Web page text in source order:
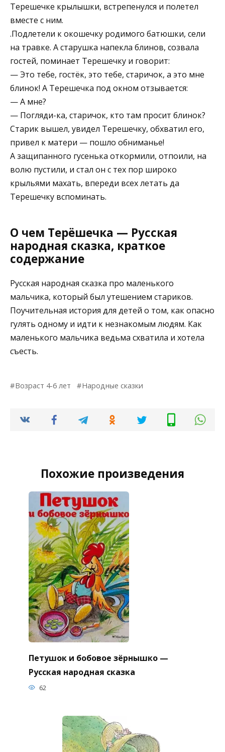
Терешечке крылышки, встрепенулся и полетел
вместе с ним.
.Подлетели к окошечку родимого батюшки, сели
на травке. А старушка напекла блинов, созвала
гостей, поминает Терешечку и говорит:
— Это тебе, гостёк, это тебе, старичок, а это мне
блинок! А Терешечка под окном отзывается:
— А мне?
— Погляди-ка, старичок, кто там просит блинок?
Старик вышел, увидел Терешечку, обхватил его,
привел к матери — пошло обниманье!
А защипанного гусенька откормили, отпоили, на
волю пустили, и стал он с тех пор широко
крыльями махать, впереди всех летать да
Терешечку вспоминать.
О чем Терёшечка — Русская
народная сказка, краткое
содержание
Русская народная сказка про маленького
мальчика, который был утешением стариков.
Поучительная история для детей о том, как опасно
гулять одному и идти к незнакомым людям. Как
маленького мальчика ведьма схватила и хотела
съесть.
Возраст 4-6 лет Народные сказки
Похожие произведения
Петушок и бобовое зёрнышко —
Русская народная сказка
62